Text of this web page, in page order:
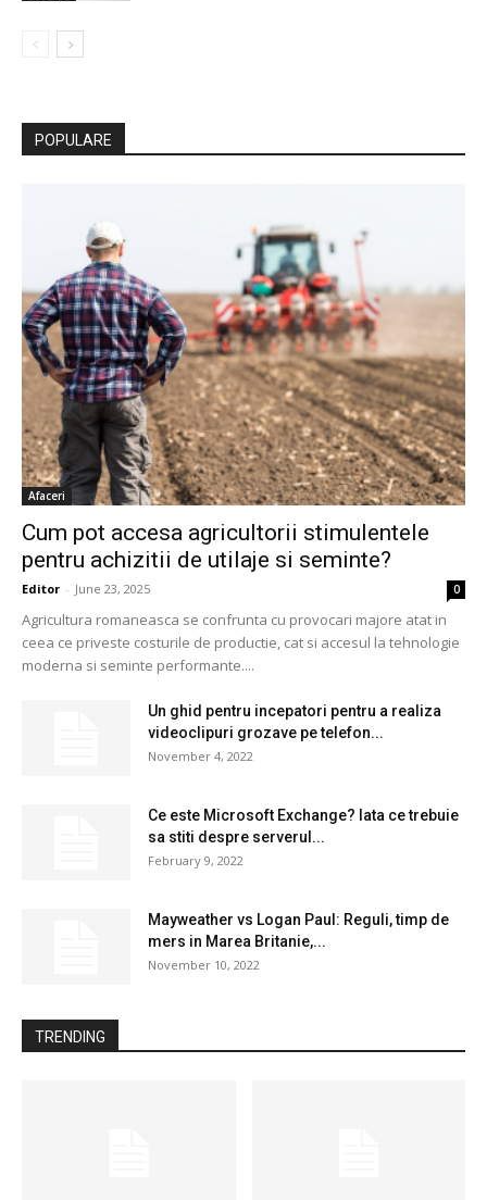
POPULARE
Afaceri
Cum pot accesa agricultorii stimulentele
pentru achizitii de utilaje si seminte?
Editor - June 23, 2025 0
Agricultura romaneasca se confrunta cu provocari majore atat in
ceea ce priveste costurile de productie, cat si accesul la tehnologie
moderna si seminte performante....
Un ghid pentru incepatori pentru a realiza
videoclipuri grozave pe telefon...
November 4, 2022
Ce este Microsoft Exchange? Iata ce trebuie
sa stiti despre serverul...
February 9, 2022
Mayweather vs Logan Paul: Reguli, timp de
mers in Marea Britanie,...
November 10, 2022
TRENDING